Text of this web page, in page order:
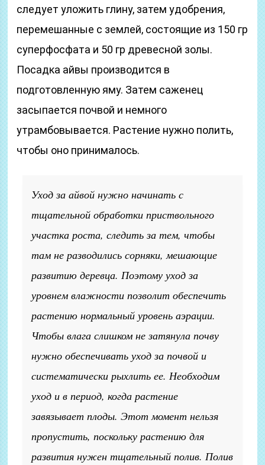
следует уложить глину, затем удобрения,
перемешанные с землей, состоящие из 150 гр
суперфосфата и 50 гр древесной золы.
Посадка айвы производится в
подготовленную яму. Затем саженец
засыпается почвой и немного
утрамбовывается. Растение нужно полить,
чтобы оно принималось.
Уход за айвой нужно начинать с
тщательной обработки приствольного
участка роста, следить за тем, чтобы
там не разводились сорняки, мешающие
развитию деревца. Поэтому уход за
уровнем влажности позволит обеспечить
растению нормальный уровень аэрации.
Чтобы влага слишком не затянула почву
нужно обеспечивать уход за почвой и
систематически рыхлить ее. Необходим
уход и в период, когда растение
завязывает плоды. Этот момент нельзя
пропустить, поскольку растению для
развития нужен тщательный полив. Полив